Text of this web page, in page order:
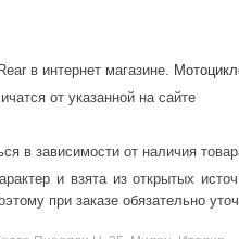
в интернет магазине.
от указанной на сайте
в зависимости от наличия
и взята из открытых
при заказе обязательно